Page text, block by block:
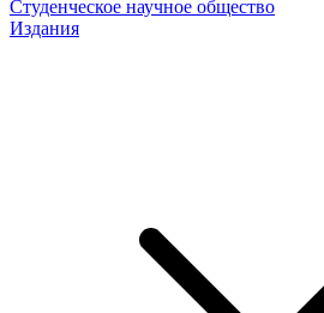
Студенческое научное общество
Издания